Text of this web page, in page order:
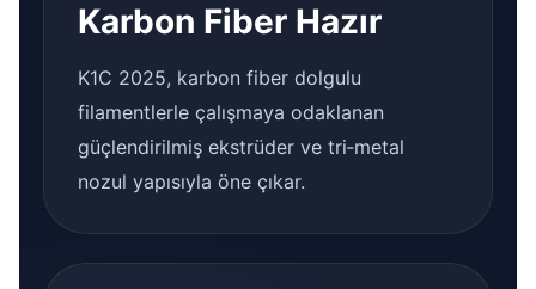
Karbon Fiber Hazır
K1C 2025, karbon fiber dolgulu
filamentlerle çalışmaya odaklanan
güçlendirilmiş ekstrüder ve tri‑metal
nozul yapısıyla öne çıkar.